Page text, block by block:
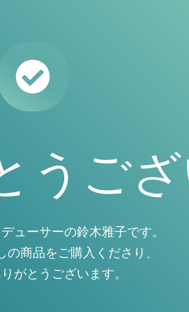
うご
ューサーの鈴木雅子です。
の商品をご購入くださり、
がとうございます。